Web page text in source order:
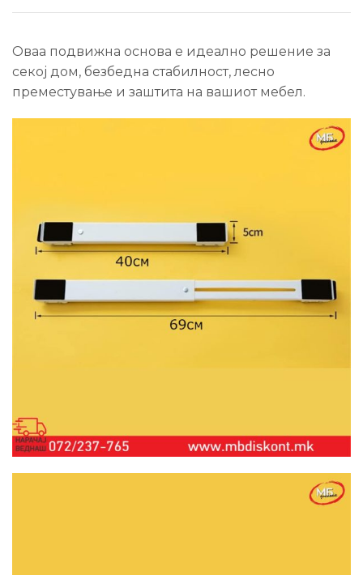
Оваа подвижна основа е идеално решение за
секој дом, безбедна стабилност, лесно
преместување и заштита на вашиот мебел.